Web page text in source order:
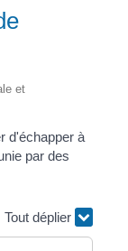
et
d'échapper à
par des
Tout déplier